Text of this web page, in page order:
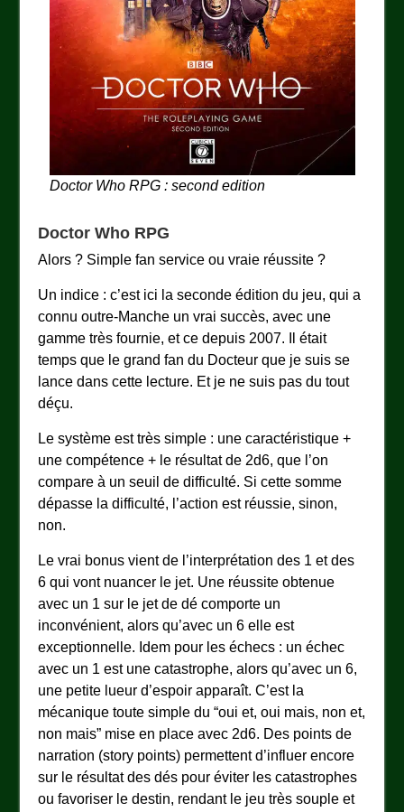
Doctor Who RPG : second edition
Doctor Who RPG
Alors ? Simple fan service ou vraie réussite ?
Un indice : c’est ici la seconde édition du jeu, qui a
connu outre-Manche un vrai succès, avec une
gamme très fournie, et ce depuis 2007. Il était
temps que le grand fan du Docteur que je suis se
lance dans cette lecture. Et je ne suis pas du tout
déçu.
Le système est très simple : une caractéristique +
une compétence + le résultat de 2d6, que l’on
compare à un seuil de difficulté. Si cette somme
dépasse la difficulté, l’action est réussie, sinon,
non.
Le vrai bonus vient de l’interprétation des 1 et des
6 qui vont nuancer le jet. Une réussite obtenue
avec un 1 sur le jet de dé comporte un
inconvénient, alors qu’avec un 6 elle est
exceptionnelle. Idem pour les échecs : un échec
avec un 1 est une catastrophe, alors qu’avec un 6,
une petite lueur d’espoir apparaît. C’est la
mécanique toute simple du “oui et, oui mais, non et,
non mais” mise en place avec 2d6. Des points de
narration (story points) permettent d’influer encore
sur le résultat des dés pour éviter les catastrophes
ou favoriser le destin, rendant le jeu très souple et